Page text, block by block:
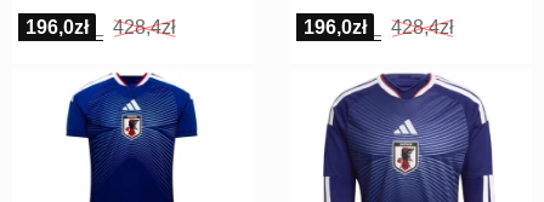
196,0zł 428,4zł 196,0zł 428,4zł